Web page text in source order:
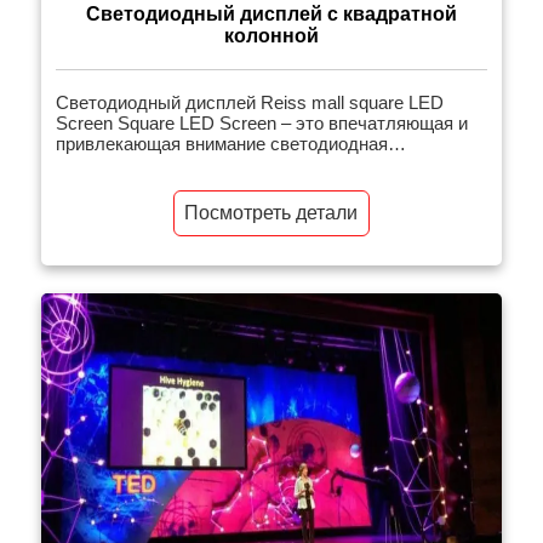
Светодиодный дисплей с квадратной
колонной
Светодиодный дисплей Reiss mall square LED
Screen Square LED Screen – это впечатляющая и
привлекающая внимание светодиодная
используемая для рекламы или брендового видео.
Новейшая конструкция энергосберегающей
технологии светодиодной колонны, отсутствие
высококачественное изображение и принести
зрителям новый визуальный опыт. Он […]
Посмотреть детали